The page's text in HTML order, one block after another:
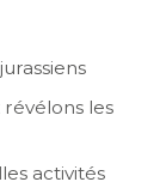
les
activités